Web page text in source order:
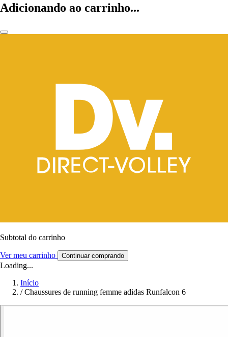
Adicionando ao carrinho...
Subtotal do carrinho
Ver meu carrinho Continuar comprando
Loading...
Início
/ Chaussures de running femme adidas Runfalcon 6